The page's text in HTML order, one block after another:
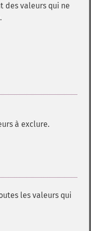
des valeurs qui ne
à exclure.
les valeurs qui